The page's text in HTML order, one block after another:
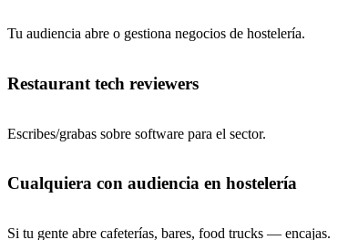
Tu audiencia abre o gestiona negocios de hostelería.
Restaurant tech reviewers
Escribes/grabas sobre software para el sector.
Cualquiera con audiencia en hostelería
Si tu gente abre cafeterías, bares, food trucks — encajas.